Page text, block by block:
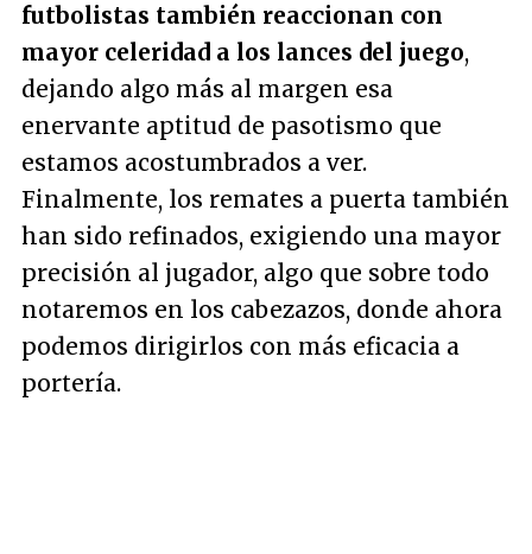
futbolistas también reaccionan con
mayor celeridad a los lances del juego,
dejando algo más al margen esa
enervante aptitud de pasotismo que
estamos acostumbrados a ver.
Finalmente, los remates a puerta también
han sido refinados, exigiendo una mayor
precisión al jugador, algo que sobre todo
notaremos en los cabezazos, donde ahora
podemos dirigirlos con más eficacia a
portería.